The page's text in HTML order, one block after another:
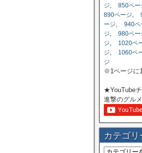
ジ, 850ペー
890ページ,
ージ, 940ペ
ジ, 980ペー
ジ, 1020ペ
ジ, 1060ペ
ジ
※1ページに
★YouTube
進撃のグルメ
カテゴリ